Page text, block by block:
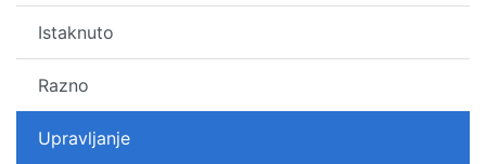
Istaknuto
Razno
Upravljanje